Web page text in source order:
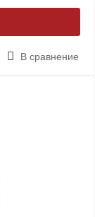
В сравнение